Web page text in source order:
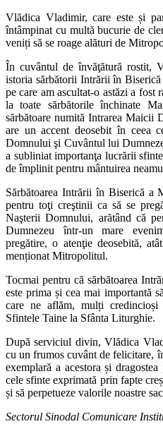
Vlădica Vladimir, care este și
întâmpinat cu multă bucurie de
veniți să se roage alături de
În cuvântul de învăţătură rostit,
istoria sărbătorii Intrării în
pe care am ascultat-o astăzi a fost
la toate sărbătorile închinate
sărbătoare numită Intrarea Maicii
are un accent deosebit în ceea
Domnului şi Cuvântul lui
a subliniat importanţa lucrării
de împlinit pentru mântuirea
Sărbătoarea Intrării în Biserică a
pentru toţi creştinii ca să se
Naşterii Domnului, arătând că
Dumnezeu într-un mare
pregătire, o atenţie deosebită,
menționat Mitropolitul.
Tocmai pentru că sărbătoarea
este prima și cea mai importantă
care ne aflăm, mulți
Sfintele Taine la Sfânta Liturghie.
După serviciul divin, Vlădica
cu un frumos cuvânt de felicitare,
exemplară a acestora și
cele sfinte exprimată prin fapte
și să perpetueze valorile noastre
Sectorul Sinodal Comunicare